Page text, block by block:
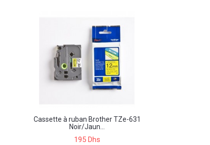
Cassette à ruban Brother TZe-631
Noir/Jaun...
195 Dhs